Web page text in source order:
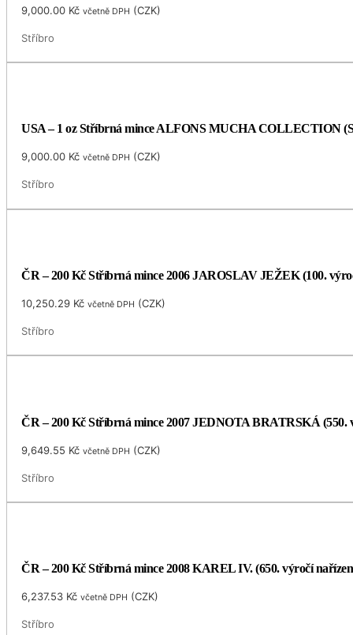
9,000.00 Kč včetně DPH (CZK)
Stříbro
USA – 1 oz Stříbrná mince ALFONS MUCHA COLLECTION
9,000.00 Kč včetně DPH (CZK)
Stříbro
ČR – 200 Kč Stříbrná mince 2006 JAROSLAV JEŽEK (100.
10,250.29 Kč včetně DPH (CZK)
Stříbro
ČR – 200 Kč Stříbrná mince 2007 JEDNOTA BRATRSKÁ (550.
9,649.55 Kč včetně DPH (CZK)
Stříbro
ČR – 200 Kč Stříbrná mince 2008 KAREL IV. (650. výročí
6,237.53 Kč včetně DPH (CZK)
Stříbro